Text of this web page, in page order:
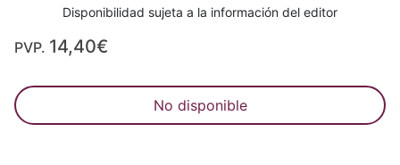
Disponibilidad sujeta a la información del editor
PVP. 14,40€
No disponible